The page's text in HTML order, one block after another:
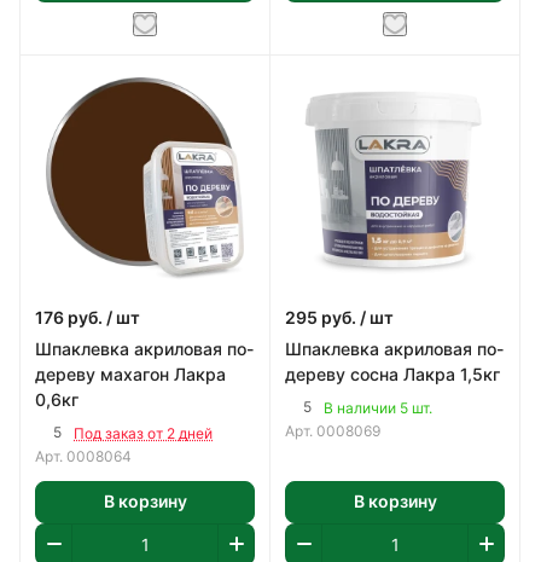
176 руб. / шт
Шпаклевка акриловая по-
дереву махагон Лакра
0,6кг
5
Под заказ от 2 дней
Арт. 0008064
В корзину
295 руб. / шт
Шпаклевка акриловая по-
дереву сосна Лакра 1,5кг
5
В наличии 5 шт.
Арт. 0008069
В корзину